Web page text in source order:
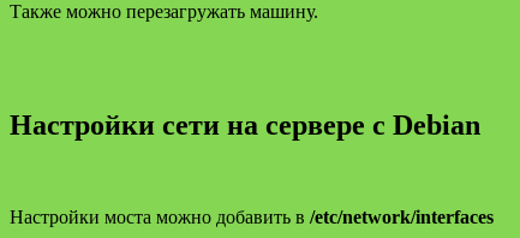
Также можно перезагружать машину.
Настройки сети на сервере с Debian
Настройки моста можно добавить в /etc/network/interfaces